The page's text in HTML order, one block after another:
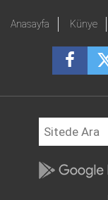
Anasayfa Künye